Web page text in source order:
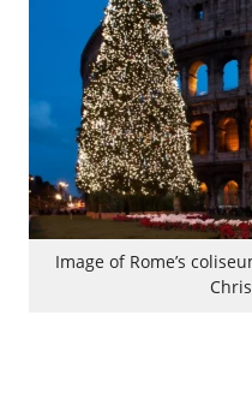
Image of Rome’s